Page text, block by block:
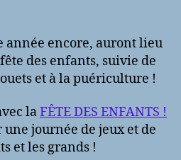
année encore, auront lieu
des enfants, suivie de
et à la puériculture !
laFÊTE DES ENFANTS !
journée de jeux et de
et les grands !